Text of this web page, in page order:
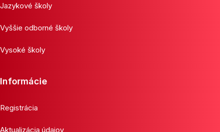
Jazykové školy
Vyššie odborné školy
Vysoké školy
Informácie
Registrácia
Aktualizácia údajov